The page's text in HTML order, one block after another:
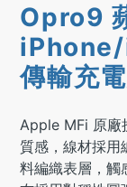
Opro9
傳輸充
Apple MFi 原廠
質感，線材採用
料編織表層，觸